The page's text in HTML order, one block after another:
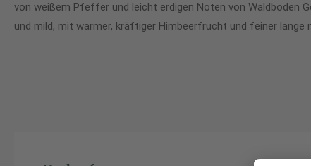
von weißem Pfeffer und leicht erdigen Noten von Waldboden
und mild, mit warmer, kräftiger Himbeerfrucht und feiner lange